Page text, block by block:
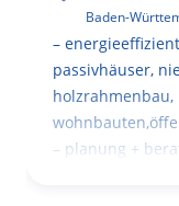
Baden-
–
passivhäuser,
– planung +